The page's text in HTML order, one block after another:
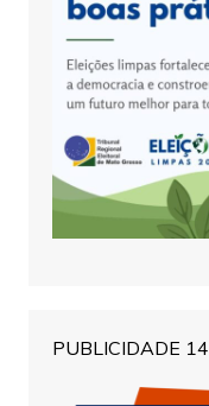
PUBLICIDADE 14